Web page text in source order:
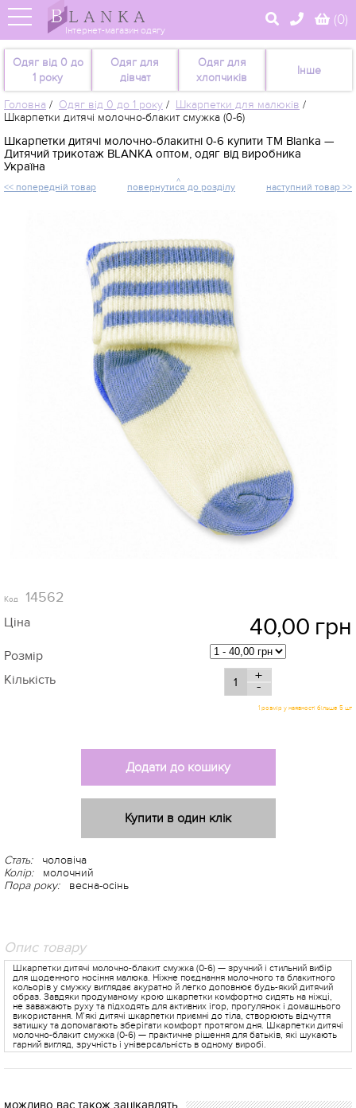
Інтернет-магазин одягу
(0)
Одяг від 0 до
1 року
Одяг для
дівчат
Одяг для
хлопчиків
Інше
Головна / Одяг від 0 до 1 року / Шкарпетки для малюків /
Шкарпетки дитячі молочно-блакит смужка (0-6)
Шкарпетки дитячі молочно-блакитні 0-6 купити TM Blanka —
Дитячий трикотаж BLANKA оптом, одяг від виробника
Україна
<< попередній товар наступний товар >>
повернутися до розділу
Код 14562
Ціна 40,00 грн
Розмір
Кількість
+
-
1 розмір у наявності більше 5 шт
Додати до кошику
Купити в один клік
Стать: чоловіча
Колір: молочний
Пора року: весна-осінь
Опис товару
Шкарпетки дитячі молочно-блакит смужка (0-6) — зручний і стильний вибір
для щоденного носіння малюка. Ніжне поєднання молочного та блакитного
кольорів у смужку виглядає акуратно й легко доповнює будь-який дитячий
образ. Завдяки продуманому крою шкарпетки комфортно сидять на ніжці,
не заважають руху та підходять для активних ігор, прогулянок і домашнього
використання. М’які дитячі шкарпетки приємні до тіла, створюють відчуття
затишку та допомагають зберігати комфорт протягом дня. Шкарпетки дитячі
молочно-блакит смужка (0-6) — практичне рішення для батьків, які шукають
гарний вигляд, зручність і універсальність в одному виробі.
можливо вас також зацікавлять